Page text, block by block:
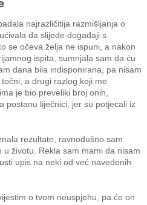
najrazličitija razmišljanja o
da slijede događaji s
se očeva želja ne ispuni, a nakon
ispita, sumnjala sam da ću
dana bila indisponirana, pa nisam
a drugi razlog koji me
je bio preveliki broj onih,
postanu liječnici, jer su potjecali iz
rezultate, ravnodušno sam
životu. Rekla sam mami da nisam
upis na neki od već navedenih
o tvom neuspjehu, pa će on